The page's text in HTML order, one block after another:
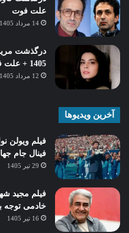
علت فوت
14 مرداد 1405
1405 + علت فوت
12 مرداد 1405
آخرین ویدیوها
فیلم ویولن
فینال جام جهانی
29 تیر 1405
فیلم مجید
خادمی توجه
16 تیر 1405